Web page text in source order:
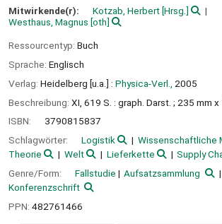
Mitwirkende(r): Kotzab, Herbert [Hrsg.]
Westhaus, Magnus [oth]
Ressourcentyp: Buch
Sprache: Englisch
Verlag: Heidelberg [u.a.] : Physica-Verl.,
2005
Beschreibung: XI, 619 S. : graph. Darst. ; 235 mm
ISBN:
3790815837
Schlagwörter:
Logistik
Wissenschaftliche
Theorie
Welt Lieferkette
Supply
Genre/Form:
Fallstudie
Aufsatzsammlung
Konferenzschrift
PPN: 482761466